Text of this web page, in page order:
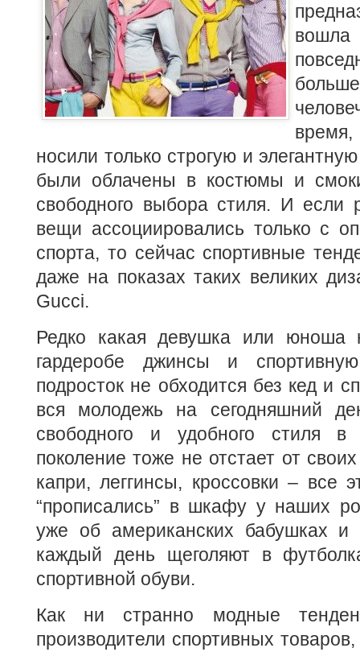
носили только строгую и
были облачены в костюмы и
свободного выбора стиля. И если
вещи ассоциировались только с
спорта, то сейчас спортивные
даже на показах таких великих
Gucci.
Редко какая девушка или
гардеробе джинсы и
подросток не обходится без кед и
вся молодежь на сегодняшний
свободного и удобного стиля в
поколение тоже не отстает от
капри, леггинсы, кроссовки – все
“прописались” в шкафу у наших
уже об американских бабушках и
каждый день щеголяют в
спортивной обуви.
Как ни странно модные
производители спортивных